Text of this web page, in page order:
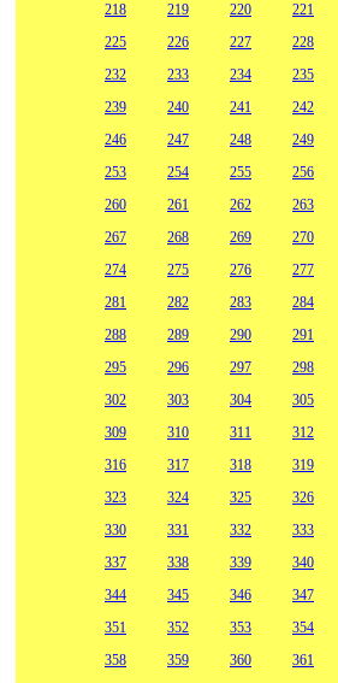
218
219 220 221
225
226 227 228
232
233 234 235
239
240 241 242
246
247 248 249
253
254 255 256
260
261 262 263
267
268 269 270
274
275 276 277
281
282 283 284
288
289 290 291
295
296 297 298
302
303 304 305
309
310 311 312
316
317 318 319
323
324 325 326
330
331 332 333
337
338 339 340
344
345 346 347
351
352 353 354
358
359 360 361